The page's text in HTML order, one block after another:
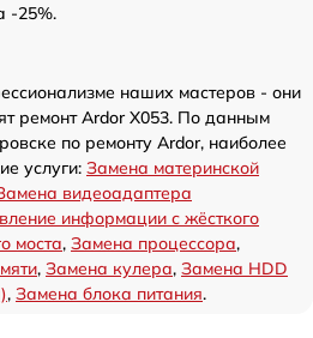
-25%.
наших мастеров - они
ремонт Ardor X053. По данным
по ремонту Ardor, наиболее
услуги: Замена материнской
видеоадаптера
информации с жёсткого
моста, Замена процессора,
, Замена кулера, Замена HDD
, Замена блока питания.